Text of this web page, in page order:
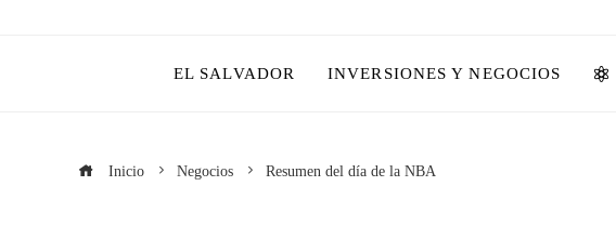
EL SALVADOR INVERSIONES Y NEGOCIOS
Inicio Negocios Resumen del día de la NBA